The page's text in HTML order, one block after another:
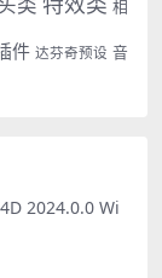
相
件 达芬奇预设 音
2024.0.0 Wi